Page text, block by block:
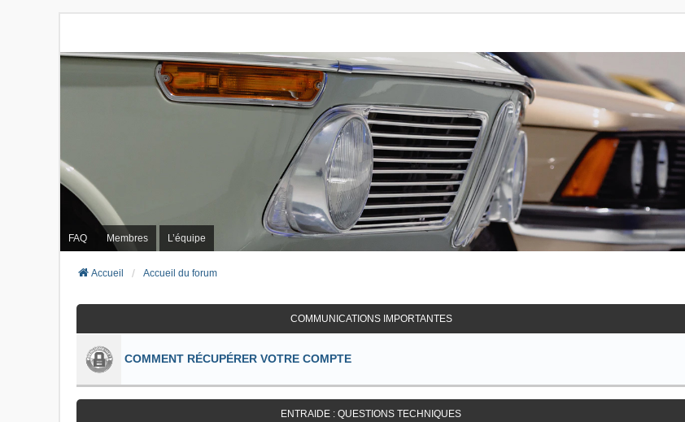
FAQ Membres L’équipe
Accueil Accueil du forum
COMMUNICATIONS IMPORTANTES
COMMENT RÉCUPÉRER VOTRE COMPTE
ENTRAIDE : QUESTIONS TECHNIQUES